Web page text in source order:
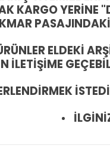
KARGO
ELDEKİ
İLETİŞİME